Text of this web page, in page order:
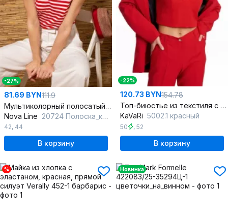
-27%
81.69 BYN111.9
Мультиколорный полосатый джемпер с глубоким вырезом
Nova Line 20724 Полоска_красная
42, 44
В корзину
-22%
120.73 BYN154.78
Топ-биюстье из текстиля с широкой бретелью
KaVaRi 5002.1 красный
50 , 52
В корзину
% Новинка